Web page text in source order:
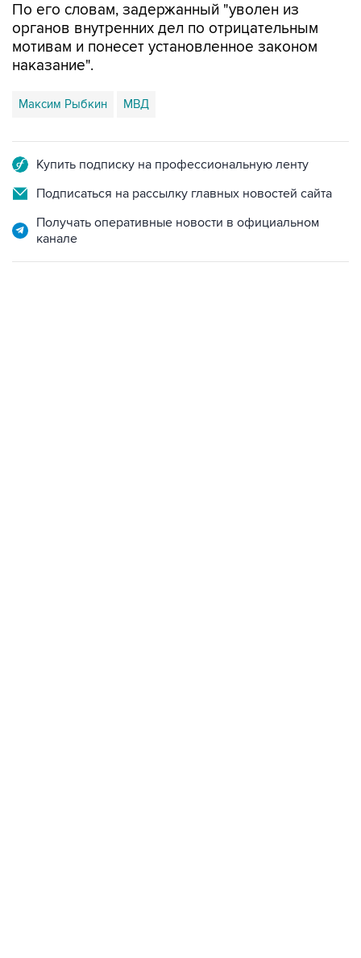
По его словам, задержанный "уволен из
органов внутренних дел по отрицательным
мотивам и понесет установленное законом
наказание".
Максим Рыбкин МВД
Купить подписку на профессиональную ленту
Подписаться на рассылку главных новостей сайта
Получать оперативные новости в официальном
канале